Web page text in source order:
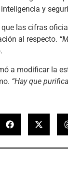
y
las cifras
al respecto.
a modificar la
“Hay que